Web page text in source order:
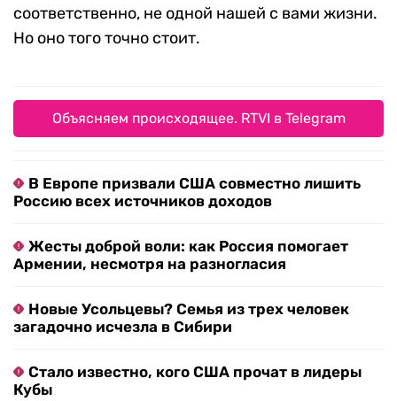
соответственно, не одной нашей с вами жизни.
Но оно того точно стоит.
Объясняем происходящее. RTVI в Telegram
В Европе призвали США совместно лишить
Россию всех источников доходов
Жесты доброй воли: как Россия помогает
Армении, несмотря на разногласия
Новые Усольцевы? Семья из трех человек
загадочно исчезла в Сибири
Стало известно, кого США прочат в лидеры
Кубы